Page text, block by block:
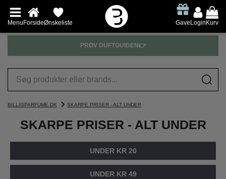
MenuForsideØnskeliste GaveLoginKurv
PRØV DUFTGUIDEN👉
BILLIGPARFUME.DK SKARPE PRISER - ALT UNDER
SKARPE PRISER - ALT UNDER
UNDER KR 20
UNDER KR 49